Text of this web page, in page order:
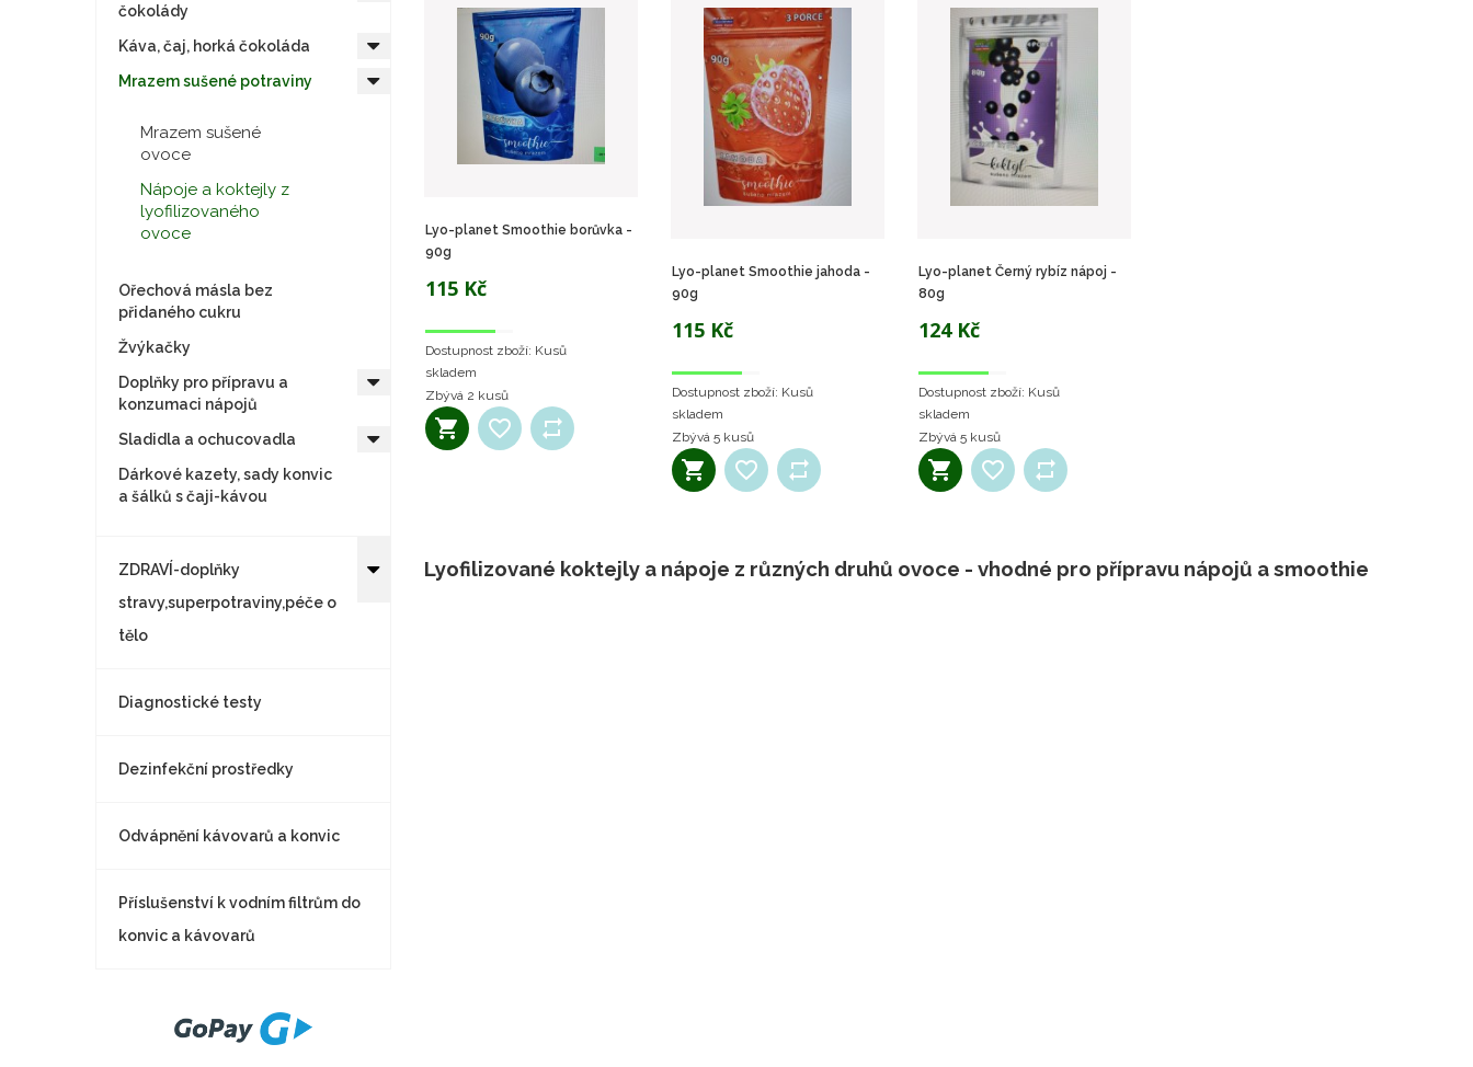
čokolády
Káva, čaj, horká čokoláda
Mrazem sušené potraviny
Mrazem sušené
ovoce
Nápoje a koktejly z
lyofilizovaného
ovoce
Ořechová másla bez
přidaného cukru
Žvýkačky
Doplňky pro přípravu a
konzumaci nápojů
Sladidla a ochucovadla
Dárkové kazety, sady konvic
a šálků s čaji-kávou
ZDRAVÍ-doplňky
stravy,superpotraviny,péče o
tělo
Diagnostické testy
Dezinfekční prostředky
Odvápnění kávovarů a konvic
Příslušenství k vodním filtrům do
konvic a kávovarů
Lyo-planet Smoothie borůvka -
90g
115 Kč
Dostupnost zboží: Kusů
skladem
Zbývá 2 kusů
Lyo-planet Smoothie jahoda -
90g
115 Kč
Dostupnost zboží: Kusů
skladem
Zbývá 5 kusů
Lyo-planet Černý rybíz nápoj -
80g
124 Kč
Dostupnost zboží: Kusů
skladem
Zbývá 5 kusů
Lyofilizované koktejly a nápoje z různých druhů ovoce - vhodné pro přípravu nápojů a smoothie